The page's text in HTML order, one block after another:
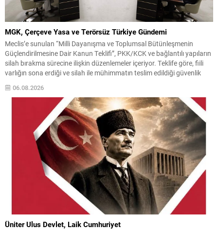
MGK, Çerçeve Yasa ve Terörsüz Türkiye Gündemi
Meclis’e sunulan “Milli Dayanışma ve Toplumsal Bütünleşmenin
Güçlendirilmesine Dair Kanun Teklifi”, PKK/KCK ve bağlantılı yapıların
silah bırakma sürecine ilişkin düzenlemeler içeriyor. Teklife göre, fiili
varlığın sona erdiği ve silah ile mühimmatın teslim edildiği güvenlik
birimlerince tespit edilecek; bu tespitin MGK kararıyla teyidi
öngörülüyor. Kanun teklifinin Meclis kaydının ardından Milli
06.08.2026
Üniter Ulus Devlet, Laik Cumhuriyet